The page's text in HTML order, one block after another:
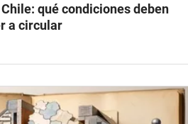
qué condiciones deben
a circular